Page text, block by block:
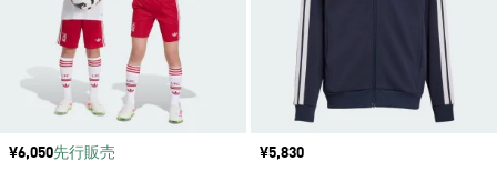
価格
¥6,050先行販売
価格
¥5,830